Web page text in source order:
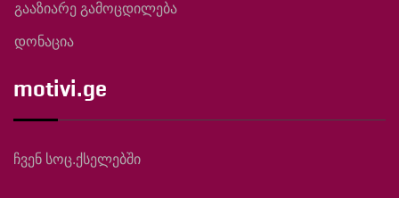
გააზიარე გამოცდილება
დონაცია
motivi.ge
ჩვენ სოც.ქსელებში